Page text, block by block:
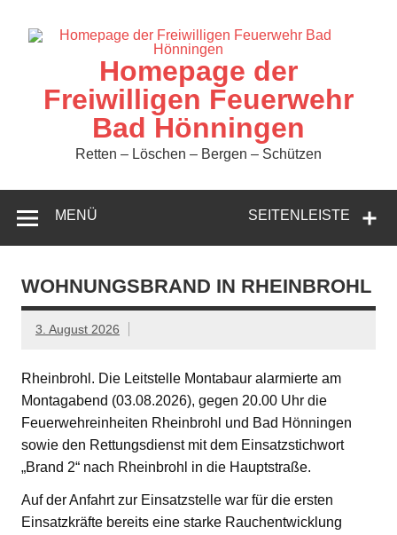
springen
Homepage der
Freiwilligen Feuerwehr
Bad Hönningen
Retten – Löschen – Bergen – Schützen
SEITENLEISTE
MENÜ
WOHNUNGSBRAND IN RHEINBROHL
3. August 2026
Rheinbrohl. Die Leitstelle Montabaur alarmierte am
Montagabend (03.08.2026), gegen 20.00 Uhr die
Feuerwehreinheiten Rheinbrohl und Bad Hönningen
sowie den Rettungsdienst mit dem Einsatzstichwort
„Brand 2“ nach Rheinbrohl in die Hauptstraße.
Auf der Anfahrt zur Einsatzstelle war für die ersten
Einsatzkräfte bereits eine starke Rauchentwicklung